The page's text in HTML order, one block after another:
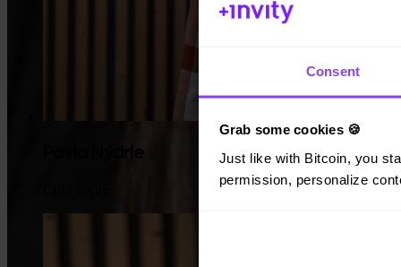
Consent
Grab some cookies 🍪
Just like with Bitcoin, you
permission, personalize
Pavla Nýdrle